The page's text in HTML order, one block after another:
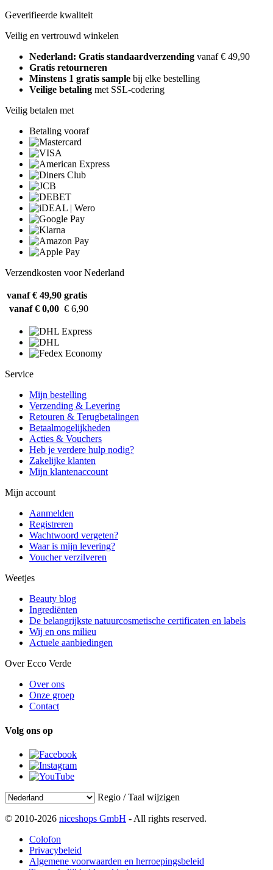
Geverifieerde kwaliteit
Veilig en vertrouwd winkelen
Nederland: Gratis standaardverzending vanaf € 49,90
Gratis retourneren
Minstens 1 gratis sample bij elke bestelling
Veilige betaling met SSL-codering
Veilig betalen met
Betaling vooraf
Verzendkosten voor Nederland
vanaf € 49,90 gratis
vanaf € 0,00 € 6,90
Service
Mijn bestelling
Verzending & Levering
Retouren & Terugbetalingen
Betaalmogelijkheden
Acties & Vouchers
Heb je verdere hulp nodig?
Zakelijke klanten
Mijn klantenaccount
Mijn account
Aanmelden
Registreren
Wachtwoord vergeten?
Waar is mijn levering?
Voucher verzilveren
Weetjes
Beauty blog
Ingrediënten
De belangrijkste natuurcosmetische certificaten en labels
Wij en ons milieu
Actuele aanbiedingen
Over Ecco Verde
Over ons
Onze groep
Contact
Volg ons op
Regio / Taal wijzigen
© 2010-2026 niceshops GmbH - All rights reserved.
Colofon
Privacybeleid
Algemene voorwaarden en herroepingsbeleid